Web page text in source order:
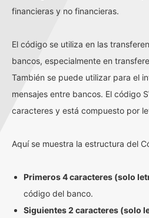
financieras y no financieras.
El código se utiliza en las
bancos, especialmente en
También se puede utilizar para el
mensajes entre bancos. El código
caracteres y está compuesto por
Aquí se muestra la estructura del
Primeros 4 caracteres (solo
código del banco.
Siguientes 2 caracteres (solo